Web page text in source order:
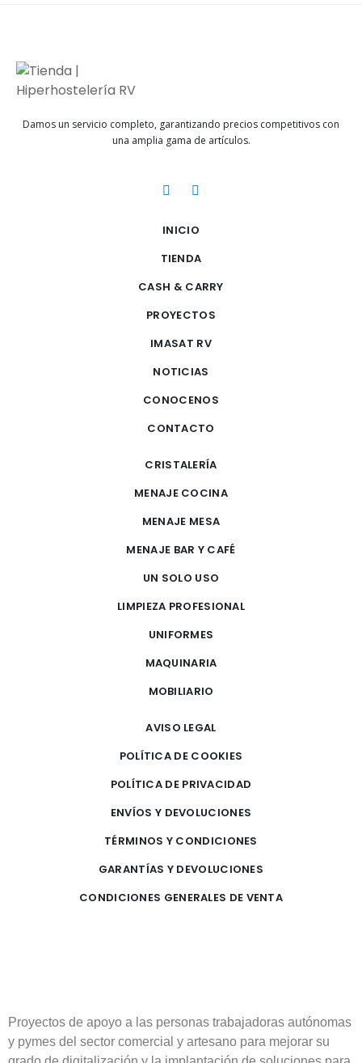
Damos un servicio completo, garantizando precios competitivos con
una amplia gama de artículos.
INICIO
TIENDA
CASH & CARRY
PROYECTOS
IMASAT RV
NOTICIAS
CONOCENOS
CONTACTO
CRISTALERÍA
MENAJE COCINA
MENAJE MESA
MENAJE BAR Y CAFÉ
UN SOLO USO
LIMPIEZA PROFESIONAL
UNIFORMES
MAQUINARIA
MOBILIARIO
AVISO LEGAL
POLÍTICA DE COOKIES
POLÍTICA DE PRIVACIDAD
ENVÍOS Y DEVOLUCIONES
TÉRMINOS Y CONDICIONES
GARANTÍAS Y DEVOLUCIONES
CONDICIONES GENERALES DE VENTA
Proyectos de apoyo a las personas trabajadoras autónomas
y pymes del sector comercial y artesano para mejorar su